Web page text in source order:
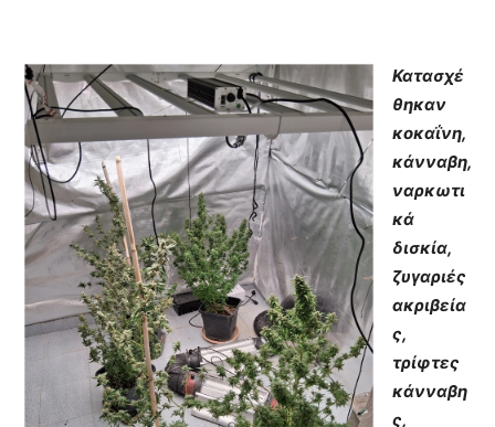
Κατασχέ
θηκαν
κοκαΐνη,
κάνναβη,
ναρκωτι
κά
δισκία,
ζυγαριές
ακριβεία
ς,
τρίφτες
κάνναβη
ς,